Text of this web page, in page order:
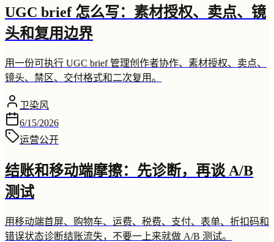
UGC brief 怎么写：素材授权、卖点、镜
头和复用边界
用一份可执行 UGC brief 管理创作者协作、素材授权、卖点、
镜头、禁区、交付格式和二次复用。
卫染风
6/15/2026
运营公开
结账和移动端摩擦：先诊断，再谈 A/B
测试
用移动端首屏、购物车、运费、税费、支付、表单、折扣码和
错误状态诊断结账流失，不要一上来就做 A/B 测试。